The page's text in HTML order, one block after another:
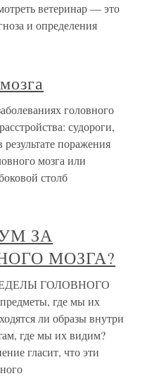
ветеринар — это
и определения
головного
судороги,
поражения
мозга или
столб
ЗА
МОЗГА?
ГОЛОВНОГО
где мы их
ли образы внутри
где мы их видим?
гласит, что эти